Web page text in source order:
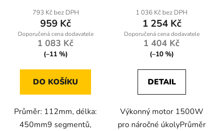
793 Kč bez DPH
959 Kč
1 083 Kč
(–11 %)
DO KOŠÍKU
Průměr: 112mm, délka:
450mm9 segmentů,
1 036 Kč bez DPH
1 254 Kč
1 404 Kč
(–10 %)
DETAIL
Výkonný motor 1500W
pro náročné úkolyPrůměr